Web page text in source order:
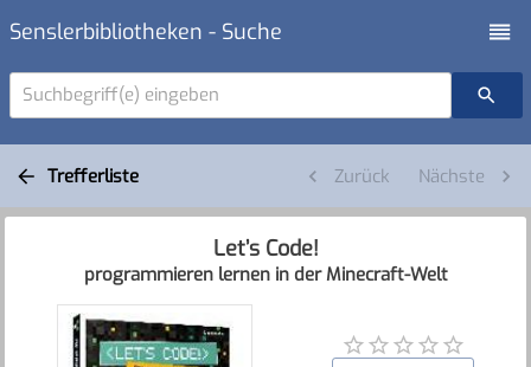
Senslerbibliotheken - Suche
Suchbegriff(e) eingeben
Trefferliste Zurück Nächste
Let’s Code!
programmieren lernen in der Minecraft-Welt